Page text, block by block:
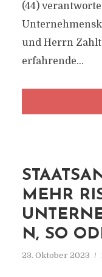
(44)
und Herrn
erfahrende...
MEHR
N, SO
23. Oktober 2023